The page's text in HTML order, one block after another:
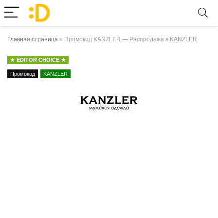
Главная страница » Промокод KANZLER — Распродажа в KANZLER
EDITOR CHOICE
Промокод KANZLER